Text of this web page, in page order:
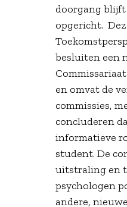
doorgang blijft
opgericht.
besluiten een
en omvat de
commissies,
concluderen
informatieve
student. De
uitstraling en
psychologen
andere,